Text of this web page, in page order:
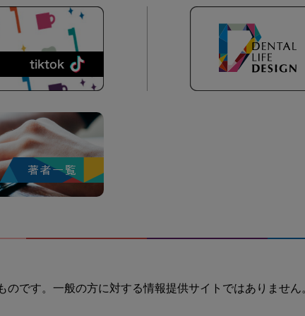
のです。一般の方に対する情報提供サイトではありません